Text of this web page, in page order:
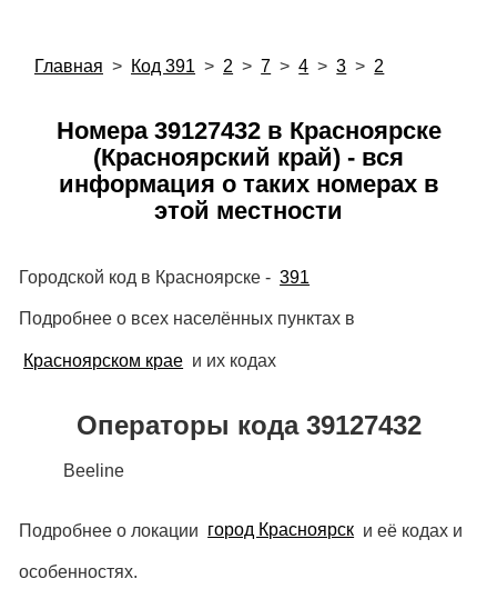
Главная > Код 391 > 2 > 7 > 4 > 3 > 2
Номера 39127432 в Красноярске
(Красноярский край) - вся
информация о таких номерах в
этой местности
Городской код в Красноярске - 391
Подробнее о всех населённых пунктах в
Красноярском крае и их кодах
Операторы кода 39127432
Beeline
Подробнее о локации город Красноярск и её кодах и
особенностях.